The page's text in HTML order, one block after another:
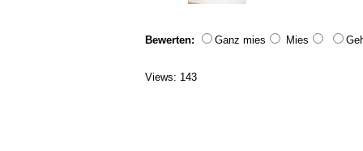
Bewerten: Ganz mies Mies
Views: 143